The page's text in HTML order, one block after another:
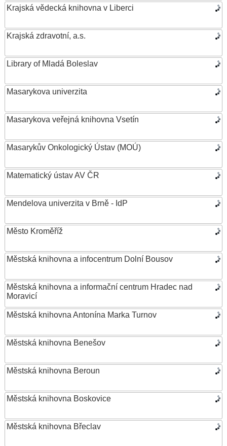
Krajská vědecká knihovna v Liberci
Krajská zdravotní, a.s.
Library of Mladá Boleslav
Masarykova univerzita
Masarykova veřejná knihovna Vsetín
Masarykův Onkologický Ústav (MOÚ)
Matematický ústav AV ČR
Mendelova univerzita v Brně - IdP
Město Kroměříž
Městská knihovna a infocentrum Dolní Bousov
Městská knihovna a informační centrum Hradec nad
Moravicí
Městská knihovna Antonína Marka Turnov
Městská knihovna Benešov
Městská knihovna Beroun
Městská knihovna Boskovice
Městská knihovna Břeclav